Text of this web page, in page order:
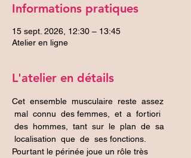
Informations pratiques
15 sept. 2026, 12:30 – 13:45
Atelier en ligne
L'atelier en détails
Cet  ensemble  musculaire  reste  assez
mal  connu  des femmes,  et  a  fortiori
des  hommes,  tant  sur  le  plan  de  sa
localisation  que  de  ses fonctions.
Pourtant le périnée joue un rôle très